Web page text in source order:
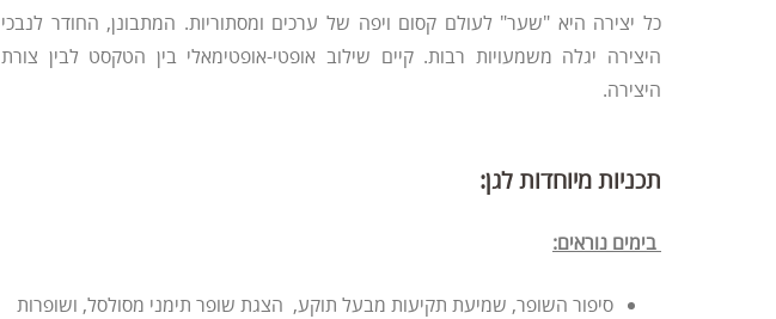
כל יצירה היא "שער" לעולם קסום ויפה של ערכים ומסתוריות. המתבונן, החודר לנבכי
היצירה יגלה משמעויות רבות. קיים שילוב אופטי-אופטימאלי בין הטקסט לבין צורת
היצירה.
תכניות מיוחדות לגן:
בימים נוראים:
סיפור השופר, שמיעת תקיעות מבעל תוקע, הצגת שופר תימני מסולסל, ושופרות